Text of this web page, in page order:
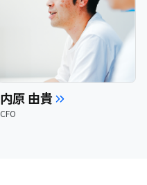
内原 由貴
CFO